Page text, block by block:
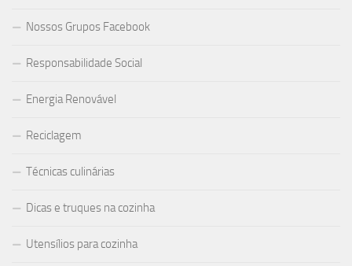
Nossos Grupos Facebook
Responsabilidade Social
Energia Renovável
Reciclagem
Técnicas culinárias
Dicas e truques na cozinha
Utensílios para cozinha